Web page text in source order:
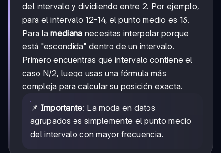
del intervalo y dividiendo entre 2. Por ejemplo,
para el intervalo 12-14, el punto medio es 13.
Para lamediana necesitas interpolar porque
está "escondida" dentro de un intervalo.
Primero encuentras qué intervalo contiene el
caso N/2, luego usas una fórmula más
compleja para calcular su posición exacta.
📌 Importante: La moda en datos
agrupados es simplemente el punto medio
del intervalo con mayor frecuencia.